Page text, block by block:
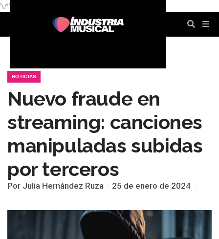
\n\n
NOTICIAS
Nuevo fraude en
streaming: canciones
manipuladas subidas
por terceros
Por Julia Hernández Ruza 25 de enero de 2024